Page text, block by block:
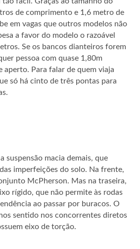
de comprimento e 1,6 metro de
em vagas que outros modelos não
a favor do modelo o razoável
Se os bancos dianteiros forem
pessoa com quase 1,80m
aperto. Para falar de quem viaja
só há cinto de três pontas para
suspensão macia demais, que
imperfeições do solo. Na frente,
McPherson. Mas na traseira,
rígido, que não permite às rodas
ao passar por buracos. O
sentido nos concorrentes diretos
eixo de torção.